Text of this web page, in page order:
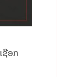
ຊືອກ